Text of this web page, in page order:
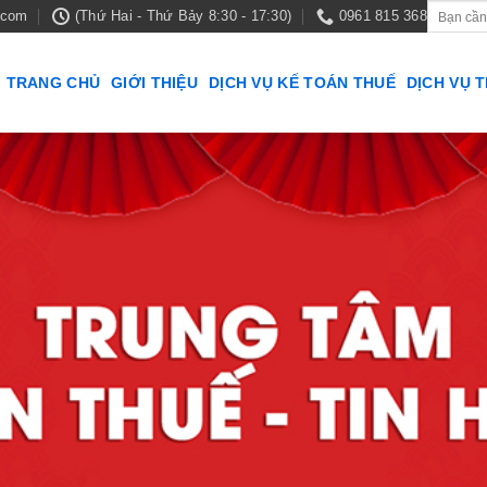
(Thứ Hai - Thứ Bảy 8:30 - 17:30) 0961 815 368
TRANG CHỦ GIỚI THIỆU DỊCH VỤ KẾ TOÁN THUẾ DỊCH VỤ